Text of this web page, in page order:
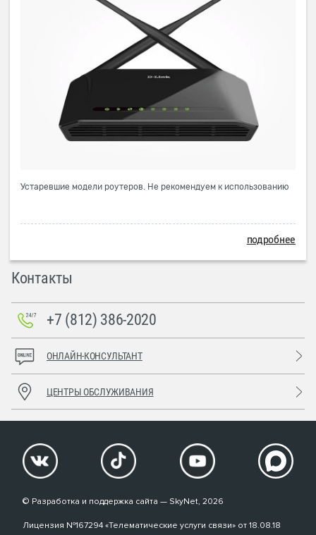
Устаревшие модели роутеров. Не рекомендуем к использованию
подробнее
Контакты
+7 (812) 386-2020
ОНЛАЙН-КОНСУЛЬТАНТ
ЦЕНТРЫ ОБСЛУЖИВАНИЯ
© Разработка и поддержка сайта — SkyNet, 2026
Лицензия №167294 «Телематические услуги связи» от 18.08.18